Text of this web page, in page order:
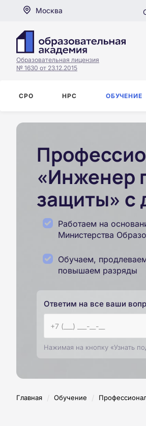
Москва
Образовательная лицензия
№ 1630 от 23.12.2015
СРО НРС ОБУЧЕНИЕ
«Инженер
защиты» с
Работаем на
Министерства
Обучаем,
повышаем разряды
Ответим на все ваши
Нажимая на кнопку «Узнать
Главная / Обучение /